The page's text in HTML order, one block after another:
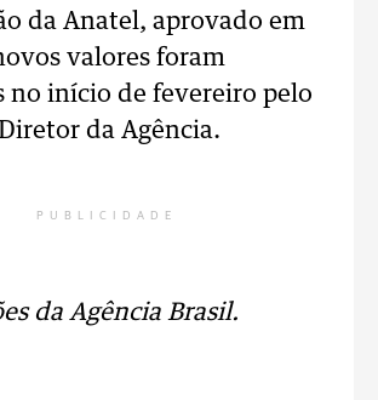
da Anatel, aprovado em
valores foram
no início de fevereiro pelo
da Agência.
PUBLICIDADE
da Agência Brasil.